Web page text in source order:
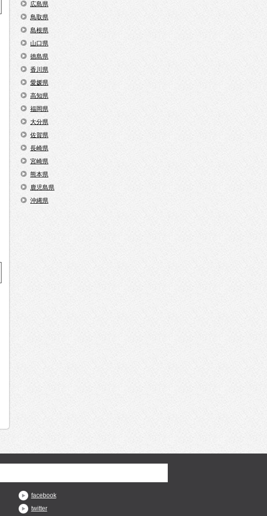
広島県
鳥取県
島根県
山口県
徳島県
香川県
愛媛県
高知県
福岡県
大分県
佐賀県
長崎県
宮崎県
熊本県
鹿児島県
沖縄県
facebook
twitter